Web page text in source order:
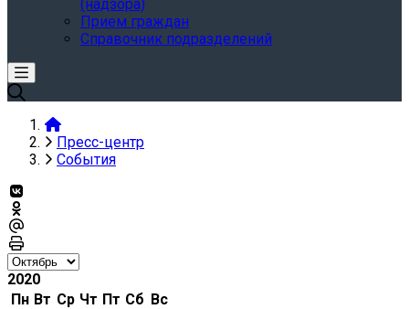
(надзора)
Прием граждан
Справочник подразделений
Пресс-центр
События
2020
Пн Вт Ср Чт Пт Сб Вс